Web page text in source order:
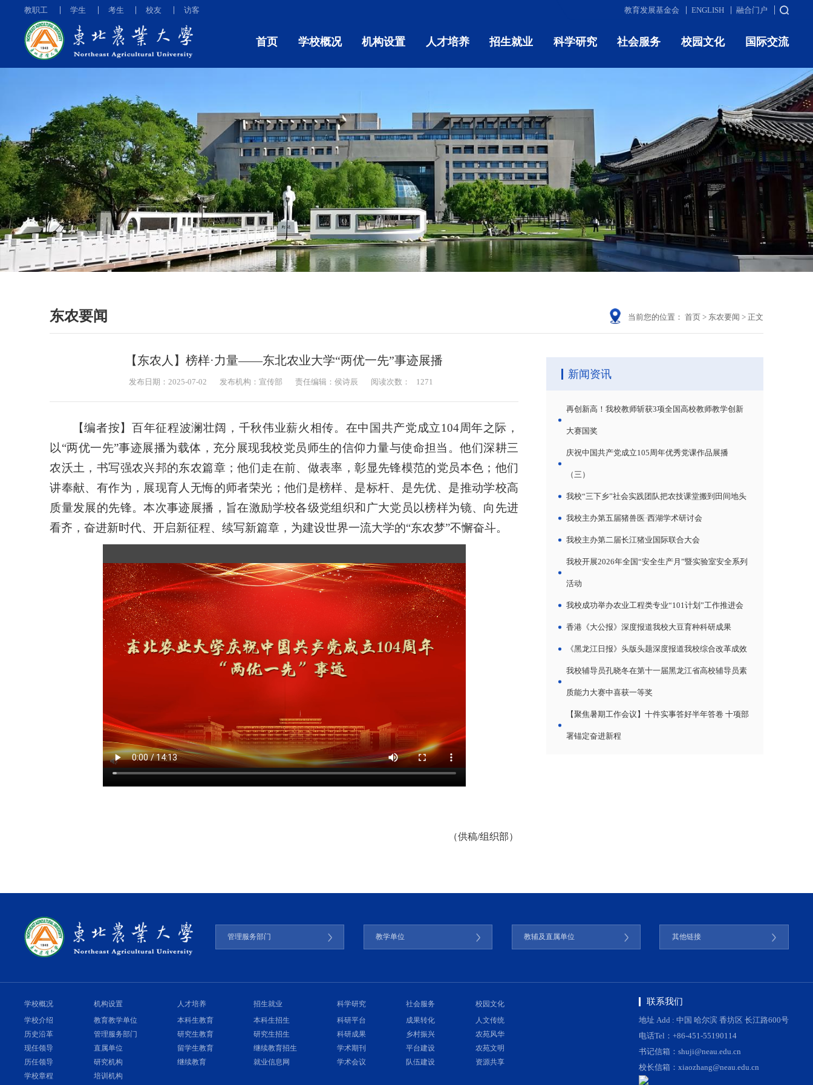
教职工 学生 考生 校友 访客 教育发展基金会 ENGLISH 融合门户
首页 学校概况 机构设置 人才培养 招生就业 科学研究 社会服务 校园文化 国际交流
东农要闻 当前您的位置： 首页 > 东农要闻 > 正文
【东农人】榜样·力量——东北农业大学“两优一先”事迹展播
发布日期：2025-07-02 发布机构：宣传部 责任编辑：侯诗辰 阅读次数： 1271
【编者按】百年征程波澜壮阔，千秋伟业薪火相传。在中国共产党成立104周年之际，
以“两优一先”事迹展播为载体，充分展现我校党员师生的信仰力量与使命担当。他们深耕三
农沃土，书写强农兴邦的东农篇章；他们走在前、做表率，彰显先锋模范的党员本色；他们
讲奉献、有作为，展现育人无悔的师者荣光；他们是榜样、是标杆、是先优、是推动学校高
质量发展的先锋。本次事迹展播，旨在激励学校各级党组织和广大党员以榜样为镜、向先进
看齐，奋进新时代、开启新征程、续写新篇章，为建设世界一流大学的“东农梦”不懈奋斗。
（供稿/组织部）
新闻资讯
再创新高！我校教师斩获3项全国高校教师教学创新
大赛国奖
庆祝中国共产党成立105周年优秀党课作品展播
（三）
我校“三下乡”社会实践团队把农技课堂搬到田间地头
我校主办第五届猪兽医·西湖学术研讨会
我校主办第二届长江猪业国际联合大会
我校开展2026年全国“安全生产月”暨实验室安全系列
活动
我校成功举办农业工程类专业“101计划”工作推进会
香港《大公报》深度报道我校大豆育种科研成果
《黑龙江日报》头版头题深度报道我校综合改革成效
我校辅导员孔晓冬在第十一届黑龙江省高校辅导员素
质能力大赛中喜获一等奖
【聚焦暑期工作会议】十件实事答好半年答卷 十项部
署锚定奋进新程
管理服务部门 教学单位 教辅及直属单位 其他链接
学校概况
学校介绍
历史沿革
现任领导
历任领导
学校章程
机构设置
教育教学单位
管理服务部门
直属单位
研究机构
培训机构
人才培养
本科生教育
研究生教育
留学生教育
继续教育
招生就业
本科生招生
研究生招生
继续教育招生
就业信息网
科学研究
科研平台
科研成果
学术期刊
学术会议
社会服务
成果转化
乡村振兴
平台建设
队伍建设
校园文化
人文传统
农苑风华
农苑文明
资源共享
联系我们
地址 Add : 中国 哈尔滨 香坊区 长江路600号
电话Tel：+86-451-55190114
书记信箱：shuji@neau.edu.cn
校长信箱：xiaozhang@neau.edu.cn